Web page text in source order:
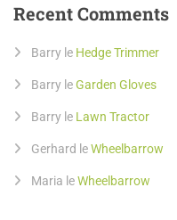
Recent Comments
Barry le Hedge Trimmer
Barry leGarden Gloves
Barry le Lawn Tractor
Gerhard leWheelbarrow
Maria leWheelbarrow